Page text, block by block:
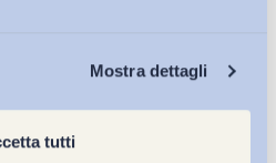
Mostra dettagli
tutti
Studi di Bergamo